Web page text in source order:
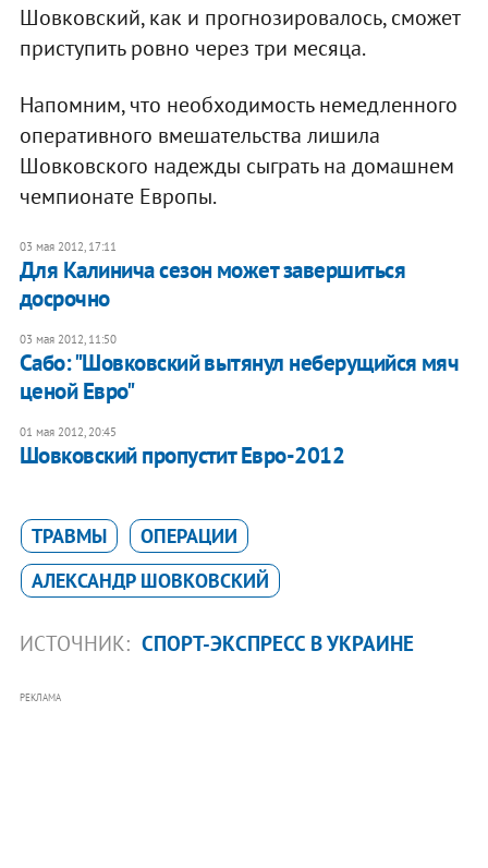
Шовковский, как и прогнозировалось, сможет
приступить ровно через три месяца.
Напомним, что необходимость немедленного
оперативного вмешательства лишила
Шовковского надежды сыграть на домашнем
чемпионате Европы.
03 мая 2012, 17:11
Для Калинича сезон может завершиться
досрочно
03 мая 2012, 11:50
Сабо: "Шовковский вытянул неберущийся мяч
ценой Евро"
01 мая 2012, 20:45
Шовковский пропустит Евро-2012
ТРАВМЫ
ОПЕРАЦИИ
АЛЕКСАНДР ШОВКОВСКИЙ
ИСТОЧНИК: СПОРТ-ЭКСПРЕСС В УКРАИНЕ
РЕКЛАМА